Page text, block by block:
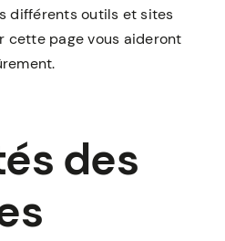
différents outils et sites
cette page vous aideront
des